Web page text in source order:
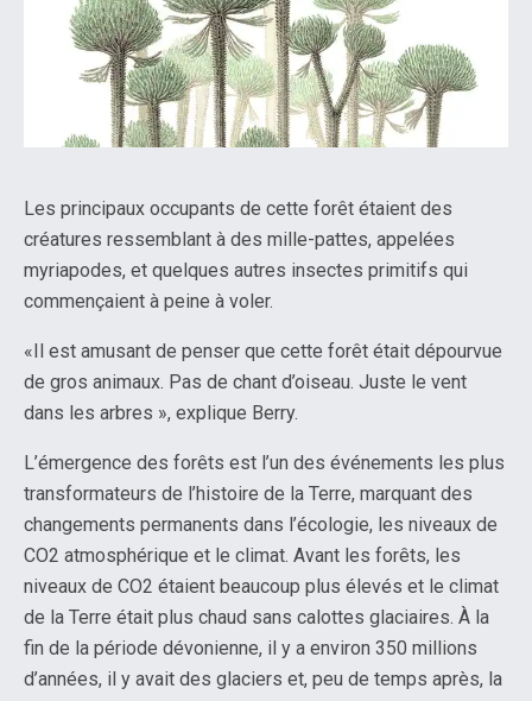
Les principaux occupants de cette forêt étaient des
créatures ressemblant à des mille-pattes, appelées
myriapodes, et quelques autres insectes primitifs qui
commençaient à peine à voler.
«Il est amusant de penser que cette forêt était dépourvue
de gros animaux. Pas de chant d’oiseau. Juste le vent
dans les arbres », explique Berry.
L’émergence des forêts est l’un des événements les plus
transformateurs de l’histoire de la Terre, marquant des
changements permanents dans l’écologie, les niveaux de
CO2 atmosphérique et le climat. Avant les forêts, les
niveaux de CO2 étaient beaucoup plus élevés et le climat
de la Terre était plus chaud sans calottes glaciaires. À la
fin de la période dévonienne, il y a environ 350 millions
d’années, il y avait des glaciers et, peu de temps après, la